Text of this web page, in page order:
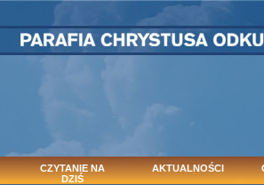
CZYTANIE NA
DZIŚ
AKTUALNOŚCI